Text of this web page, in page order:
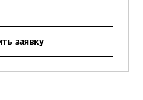
заявку